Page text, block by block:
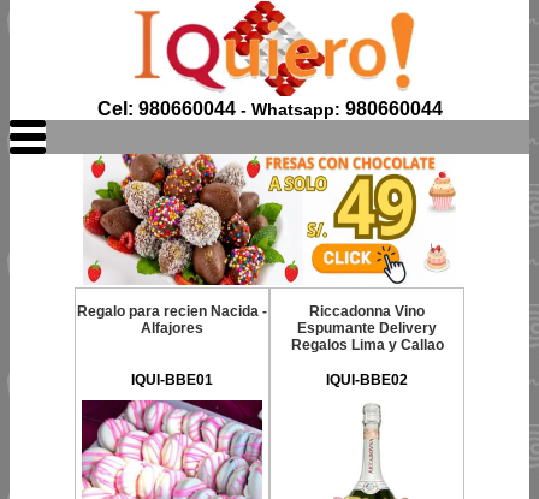
Cel: 980660044- Whatsapp: 980660044
Regalo para recien Nacida -
Alfajores
IQUI-BBE01
Riccadonna Vino
Espumante Delivery
Regalos Lima y Callao
IQUI-BBE02